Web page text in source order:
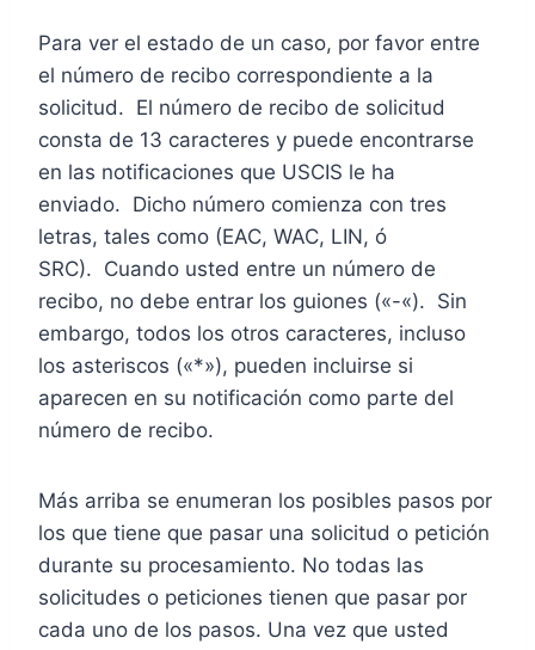
Para ver el estado de un caso, por favor entre
el número de recibo correspondiente a la
solicitud. El número de recibo de solicitud
consta de 13 caracteres y puede encontrarse
en las notificaciones que USCIS le ha
enviado. Dicho número comienza con tres
letras, tales como (EAC, WAC, LIN, ó
SRC). Cuando usted entre un número de
recibo, no debe entrar los guiones («-«). Sin
embargo, todos los otros caracteres, incluso
los asteriscos («*»), pueden incluirse si
aparecen en su notificación como parte del
número de recibo.
Más arriba se enumeran los posibles pasos por
los que tiene que pasar una solicitud o petición
durante su procesamiento. No todas las
solicitudes o peticiones tienen que pasar por
cada uno de los pasos. Una vez que usted